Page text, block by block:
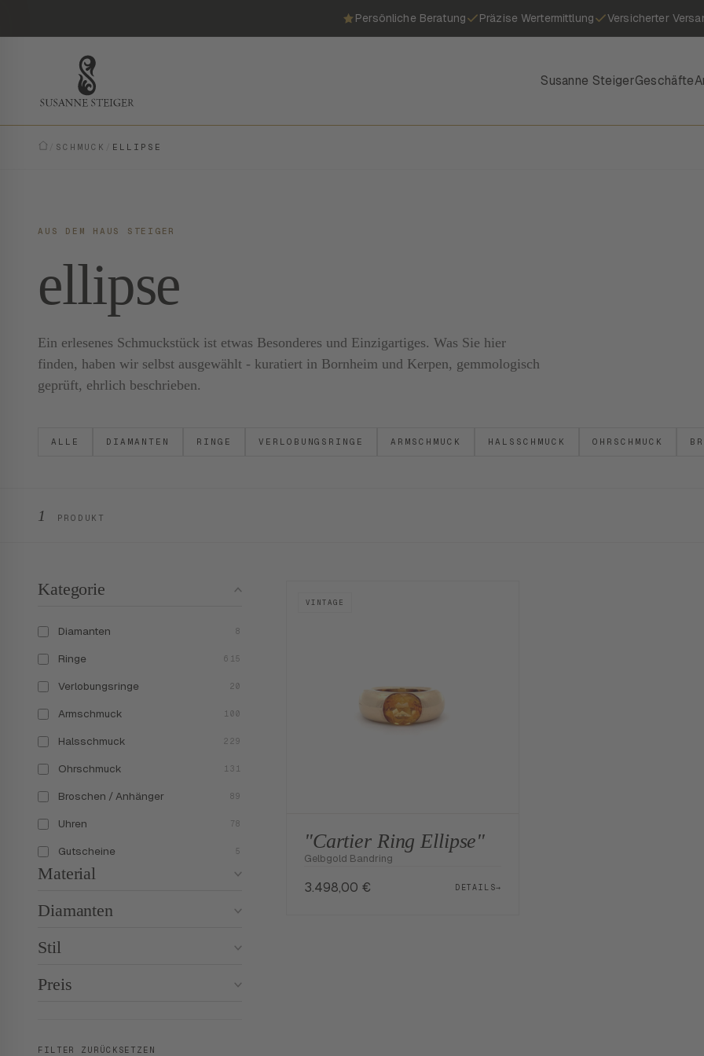
Persönliche Beratung Präzise Wertermittlung Versicherter
Susanne SteigerGeschäfte
SCHMUCK ELLIPSE
AUS DEM HAUS STEIGER
ellipse
Ein erlesenes Schmuckstück ist etwas Besonderes und Einzigartiges. Was Sie hier
finden, haben wir selbst ausgewählt - kuratiert in Bornheim und Kerpen, gemmologisch
geprüft, ehrlich beschrieben.
ALLE DIAMANTEN RINGE VERLOBUNGSRINGE ARMSCHMUCK HALSSCHMUCK OHRSCHMUCK
1 PRODUKT
Kategorie
Diamanten 8
Ringe 615
Verlobungsringe 20
Armschmuck 100
Halsschmuck 229
Ohrschmuck 131
Broschen / Anhänger 89
Uhren 78
Gutscheine 5
Material
Diamanten
Stil
Preis
FILTER ZURÜCKSETZEN
VINTAGE
"Cartier Ring Ellipse"
Gelbgold Bandring
3.498,00 € DETAILS→